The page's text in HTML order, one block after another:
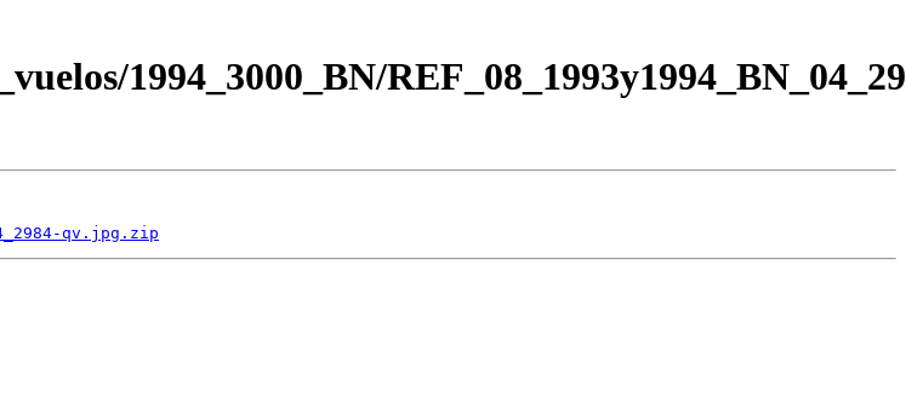
1994_3000_BN/
qv.jpg.zip